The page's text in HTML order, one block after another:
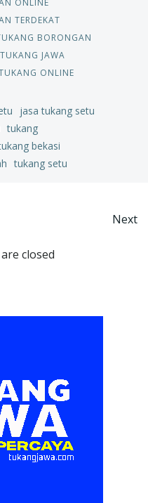
TERDEKAT
BORONGAN
TUKANG JAWA
ONLINE
jasa tukang setu
tukang
bekasi
tukang setu
Next
closed